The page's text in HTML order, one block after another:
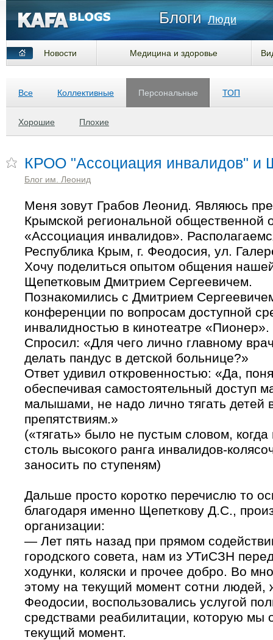
Блоги Люди
Новости Медицина и здоровье
Все Коллективные Персональные
Хорошие Плохие
ТОП
КРОО "Ассоциация инвалидов" и
Блог им. Леонид
Меня зовут Грабов Леонид. Являюсь
Крымской региональной общественной
«Ассоциация инвалидов».
Республика Крым, г. Феодосия, ул.
Хочу поделиться опытом общения
Щепетковым Дмитрием Сергеевичем.
Познакомились с Дмитрием
конференции по вопросам доступной
инвалидностью в кинотеатре «Пионер».
Спросил: «Для чего лично главному
делать пандус в детской больнице?»
Ответ удивил откровенностью: «Да,
обеспечивая самостоятельный доступ
малышами, не надо лично тягать детей
препятствиям.»
(«тягать» было не пустым словом, когда
столь высокого ранга инвалидов-
заносить по ступеням)
Дальше просто коротко перечислю то
благодаря именно Щепеткову Д.С.,
организации:
— Лет пять назад при прямом
городского совета, нам из УТиСЗН
ходунки, коляски и прочее добро. Во
этому на текущий момент сотни людей,
Феодосии, воспользовались услугой
средствами реабилитации, которую мы
текущий момент.